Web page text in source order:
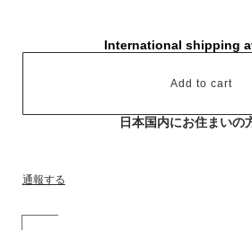
International shipping
Add to cart
日本国内にお住まいの
通報する